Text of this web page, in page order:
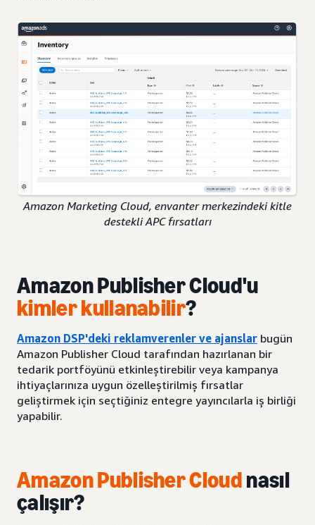
Amazon Marketing Cloud, envanter merkezindeki kitle
destekli APC fırsatları
Amazon Publisher Cloud'u
kimler kullanabilir?
Amazon DSP'deki reklamverenler ve ajanslar bugün
Amazon Publisher Cloud tarafından hazırlanan bir
tedarik portföyünü etkinleştirebilir veya kampanya
ihtiyaçlarınıza uygun özelleştirilmiş fırsatlar
geliştirmek için seçtiğiniz entegre yayıncılarla iş birliği
yapabilir.
Amazon Publisher Cloudnasıl
çalışır?